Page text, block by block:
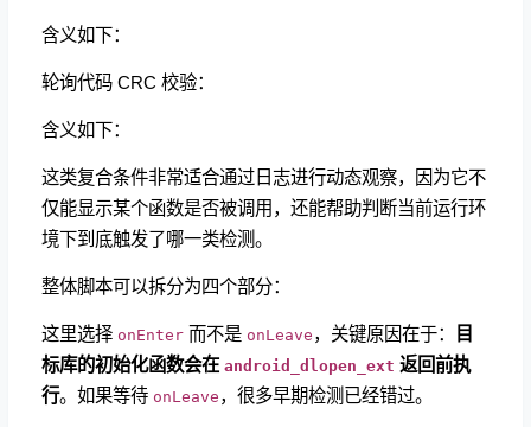
含义如下：
轮询代码 CRC 校验：
含义如下：
这类复合条件非常适合通过日志进行动态观察，因为它不
仅能显示某个函数是否被调用，还能帮助判断当前运行环
境下到底触发了哪一类检测。
整体脚本可以拆分为四个部分：
这里选择 onEnter ​ 而不是 onLeave​，关键原因在于：
目
标库的初始化函数会在 android_dlopen_ext 返回前执
行。如果等待 onLeave，很多早期检测已经错过。